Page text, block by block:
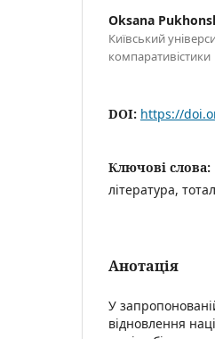
Oksana
Київський
компаративістики
DOI: https://
Ключові слова:
література,
Анотація
У
відновлення